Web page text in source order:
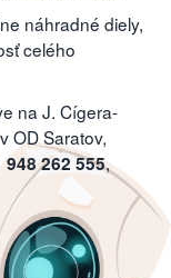
náhradné diely,
celého
na J. Cígera-
OD Saratov,
948 262 555,